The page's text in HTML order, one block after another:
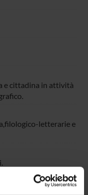
e cittadina in attività
letterarie e
rassegne